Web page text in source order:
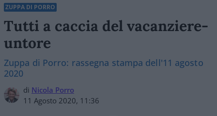
ZUPPA DI PORRO
Tutti a caccia del vacanziere-
untore
Zuppa di Porro: rassegna stampa dell'11 agosto
2020
di Nicola Porro
11 Agosto 2020, 11:36